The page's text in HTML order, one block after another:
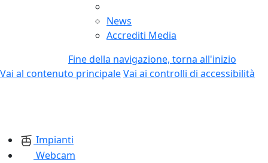
News
Accrediti Media
Fine della navigazione, torna all'inizio
Vai al contenuto principaleVai ai controlli di accessibilità
Impianti
Webcam